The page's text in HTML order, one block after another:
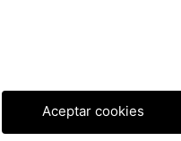
LOS DERECHOS RESERVADOS.
Aceptar cookies